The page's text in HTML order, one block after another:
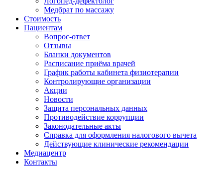
Медбрат по массажу
Стоимость
Пациентам
Вопрос-ответ
Отзывы
Бланки документов
Расписание приёма врачей
График работы кабинета физиотерапии
Контролирующие организации
Акции
Новости
Защита персональных данных
Противодействие коррупции
Законодательные акты
Справка для оформления налогового вычета
Действующие клинические рекомендации
Медиацентр
Контакты